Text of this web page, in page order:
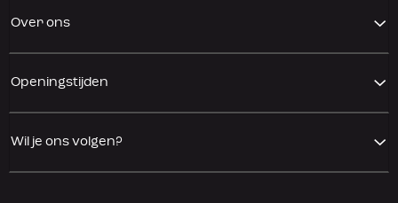
Over ons
Openingstijden
Wil je ons volgen?